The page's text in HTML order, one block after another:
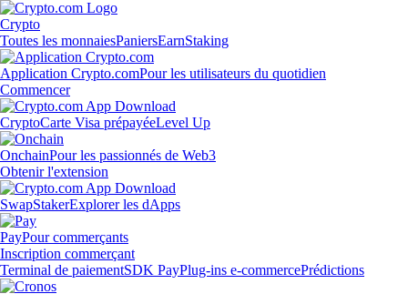
Crypto
Toutes les monnaiesPaniersEarnStaking
Application Crypto.comPour les utilisateurs du quotidien
Commencer
CryptoCarte Visa prépayéeLevel Up
OnchainPour les passionnés de Web3
Obtenir l'extension
SwapStakerExplorer les dApps
PayPour commerçants
Inscription commerçant
Terminal de paiementSDK PayPlug-ins e-commercePrédictions